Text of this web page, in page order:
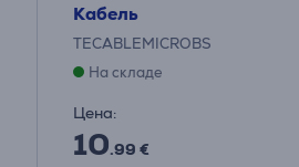
Кабель
TECABLEMICROBS
На складе
Цена:
10.99 €